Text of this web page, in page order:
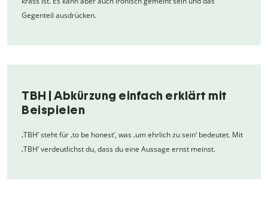
Gegenteil ausdrücken.
TBH | Abkürzung einfach erklärt mit
Beispielen
‚TBH‘ steht für ‚to be honest‘, was ‚um ehrlich zu sein‘ bedeutet. Mit
‚TBH‘ verdeutlichst du, dass du eine Aussage ernst meinst.